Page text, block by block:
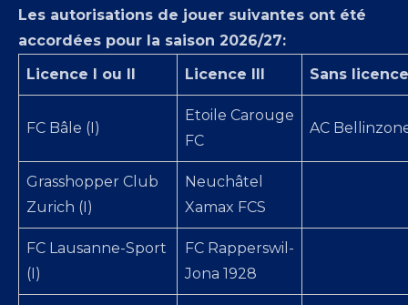
Les autorisations de jouer suivantes ont été
accordées pour la saison 2026/27:
Licence I ou II
Licence III Sans licence
FC Bâle (I)
Etoile Carouge
FC
AC
Grasshopper Club
Zurich (I)
Neuchâtel
Xamax FCS
FC Lausanne-Sport
(I)
FC Rapperswil-
Jona 1928